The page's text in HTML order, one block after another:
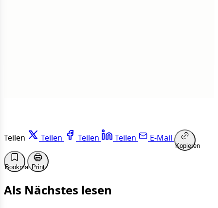
Teilen Teilen Teilen Teilen E-Mail
Kopieren
BookmarkPrint
Als Nächstes lesen